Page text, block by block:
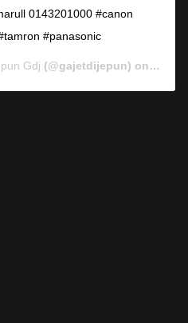
0143201000 #canon
#panasonic
Gdj (@gajetdijepun) on Jan 7,